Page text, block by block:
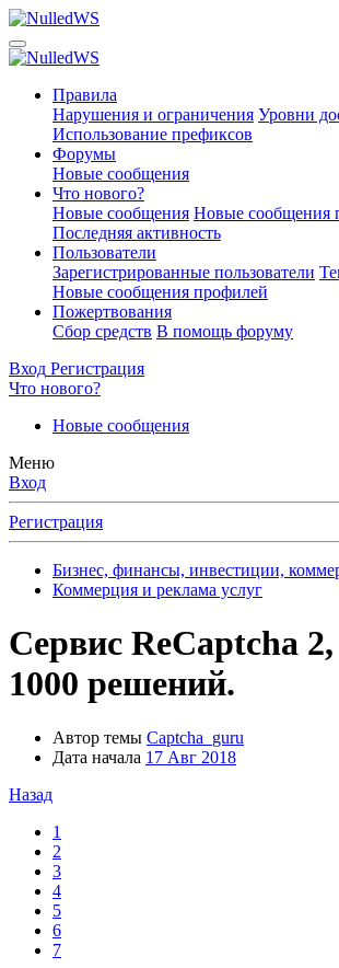
Правила
Нарушения и ограничения Уровни
Использование префиксов
Форумы
Новые сообщения
Что нового?
Новые сообщения Новые сообщения
Последняя активность
Пользователи
Зарегистрированные пользователи
Новые сообщения профилей
Пожертвования
Сбор средств В помощь форуму
Вход Регистрация
Что нового?
Новые сообщения
Меню
Вход
Регистрация
Бизнес, финансы, инвестиции,
Коммерция и реклама услуг
Сервис ReCaptcha 2,
1000 решений.
Автор темы Captcha_guru
Дата начала 17 Авг 2018
Назад
1
2
3
4
5
6
7